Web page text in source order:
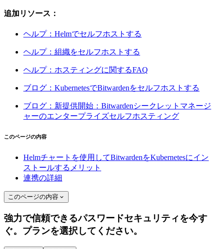
追加リソース：
ヘルプ：Helmでセルフホストする
ヘルプ：組織をセルフホストする
ヘルプ：ホスティングに関するFAQ
ブログ：KubernetesでBitwardenをセルフホストする
ブログ：新提供開始：Bitwardenシークレットマネージ
ャーのエンタープライズセルフホスティング
このページの内容
Helmチャートを使用してBitwardenをKubernetesにイン
ストールするメリット
連携の詳細
このページの内容
強力で信頼できるパスワードセキュリティを今す
ぐ。プランを選択してください。